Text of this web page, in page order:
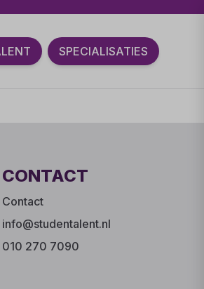
SPECIALISATIES
CONTACT
Contact
info@studentalent.nl
010 270 7090